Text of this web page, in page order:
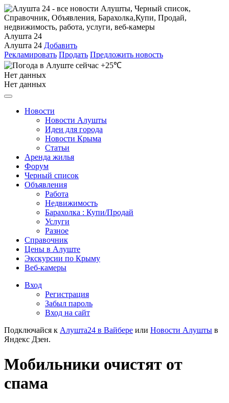
Алушта 24
Алушта 24 Добавить
Рекламировать Продать Предложить новость
+25℃
Нет данных
Нет данных
Новости
Новости Алушты
Идеи для города
Новости Крыма
Статьи
Аренда жилья
Форум
Черный список
Объявления
Работа
Недвижимость
Барахолка : Купи/Продай
Услуги
Разное
Справочник
Цены в Алуште
Экскурсии по Крыму
Веб-камеры
Вход
Регистрация
Забыл пароль
Вход на сайт
Подключайся к Алушта24 в Вайбере или Новости Алушты в
Яндекс Дзен.
Мобильники очистят от
спама